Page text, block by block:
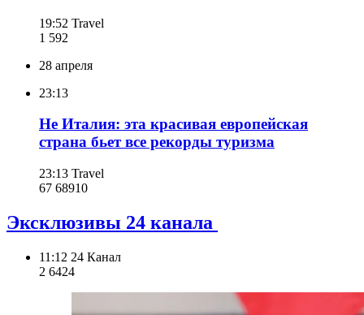
19:52 Travel
1 592
28 апреля
23:13
Не Италия: эта красивая европейская
страна бьет все рекорды туризма
23:13 Travel
67 68910
Эксклюзивы 24 канала
11:12 24 Канал
2 6424